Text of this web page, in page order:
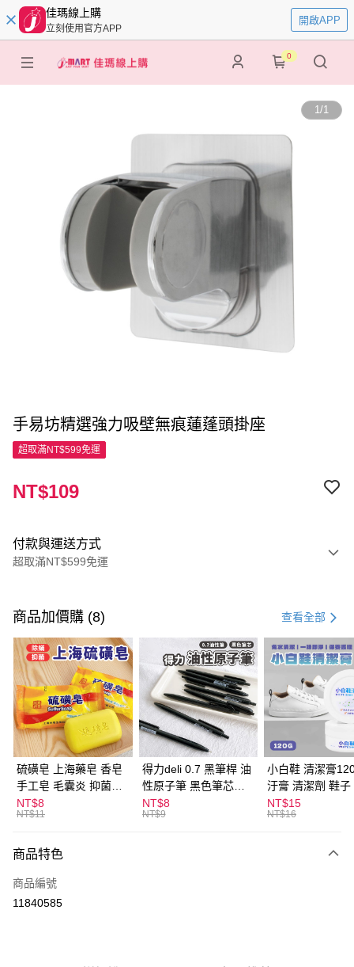
佳瑪線上購
立刻使用官方APP
開啟APP
0
1/1
手易坊精選強力吸壁無痕蓮蓬頭掛座
超取滿NT$599免運
NT$109
付款與運送方式
超取滿NT$599免運
信用卡一次付款
超商取貨付款
LINE Pay
Apple Pay
街口支付
悠遊付
ATM付款
全家取貨付款
每筆NT$60，滿NT$599(含以上)免運費
付款後全家取貨
商品加價購 (8) 查看全部
硫磺皂 上海藥皂 香皂
手工皂 毛囊炎 抑菌除
蟎 清潔護膚 去油去痘
寵物皮膚病 狗狗貓咪
NT$8
NT$11
得力deli 0.7 黑筆桿 油
性原子筆 黑色筆芯
S304
NT$8
NT$9
小白鞋 清潔膏
汙膏 清潔劑 鞋子
漬 白皮鞋 鞋油
NT$15
NT$16
商品特色
商品編號
11840585